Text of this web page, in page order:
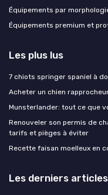
Équipements par
Équipements premium et
Les plus lus
7 chiots springer spaniel à
Acheter un chien
Munsterlander: tout ce que
Renouveler son permis de
tarifs et pièges à éviter
Recette faisan moelleux en
Les derniers articles